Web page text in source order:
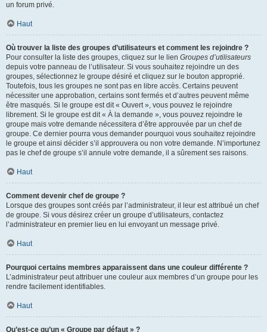
un forum privé.
Haut
Où trouver la liste des groupes d’utilisateurs et comment les rejoindre ?
Pour consulter la liste des groupes, cliquez sur le lien Groupes d’utilisateurs
depuis votre panneau de l’utilisateur. Si vous souhaitez rejoindre un des
groupes, sélectionnez le groupe désiré et cliquez sur le bouton approprié.
Toutefois, tous les groupes ne sont pas en libre accès. Certains peuvent
nécessiter une approbation, certains sont fermés et d’autres peuvent même
être masqués. Si le groupe est dit « Ouvert », vous pouvez le rejoindre
librement. Si le groupe est dit « À la demande », vous pouvez rejoindre le
groupe mais votre demande nécessitera d’être approuvée par un chef de
groupe. Ce dernier pourra vous demander pourquoi vous souhaitez rejoindre
le groupe et ainsi décider s’il approuvera ou non votre demande. N’importunez
pas le chef de groupe s’il annule votre demande, il a sûrement ses raisons.
Haut
Comment devenir chef de groupe ?
Lorsque des groupes sont créés par l’administrateur, il leur est attribué un chef
de groupe. Si vous désirez créer un groupe d’utilisateurs, contactez
l’administrateur en premier lieu en lui envoyant un message privé.
Haut
Pourquoi certains membres apparaissent dans une couleur différente ?
L’administrateur peut attribuer une couleur aux membres d’un groupe pour les
rendre facilement identifiables.
Haut
Qu’est-ce qu’un « Groupe par défaut » ?